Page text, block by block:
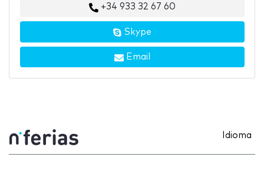
+34 933 32 67 60
Skype
Email
Idioma